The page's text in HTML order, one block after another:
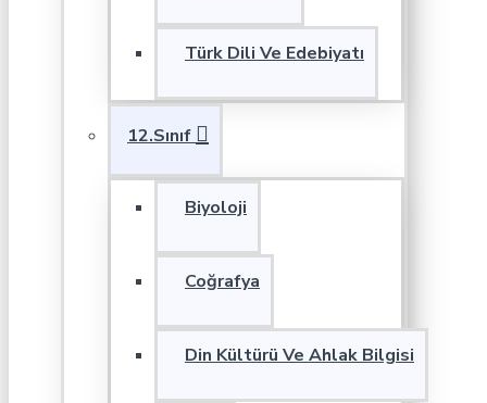
Türk Dili Ve Edebiyatı
12.Sınıf
Biyoloji
Coğrafya
Din Kültürü Ve Ahlak Bilgisi